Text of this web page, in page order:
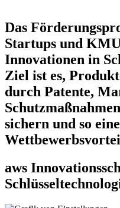
Das
Startups und
Innovationen in
Ziel ist es,
durch Patente,
sichern und so
aws